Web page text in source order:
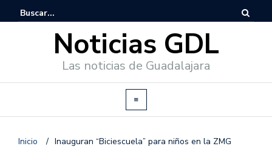
Noticias GDL
Las noticias de Guadalajara
Inicio / Inauguran “Biciescuela” para niños en la ZMG